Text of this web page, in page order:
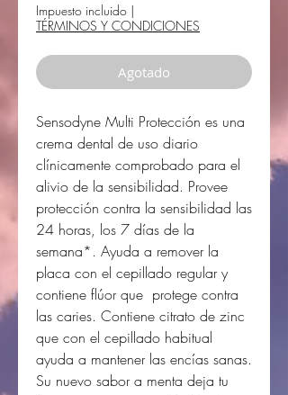
Impuesto incluido |
TÉRMINOS Y CONDICIONES
Agotado
Sensodyne Multi Protección es una
crema dental de uso diario
clínicamente comprobado para el
alivio de la sensibilidad. Provee
protección contra la sensibilidad las
24 horas, los 7 días de la
semana*. Ayuda a remover la
placa con el cepillado regular y
contiene flúor que protege contra
las caries. Contiene citrato de zinc
que con el cepillado habitual
ayuda a mantener las encías sanas.
Su nuevo sabor a menta deja tu